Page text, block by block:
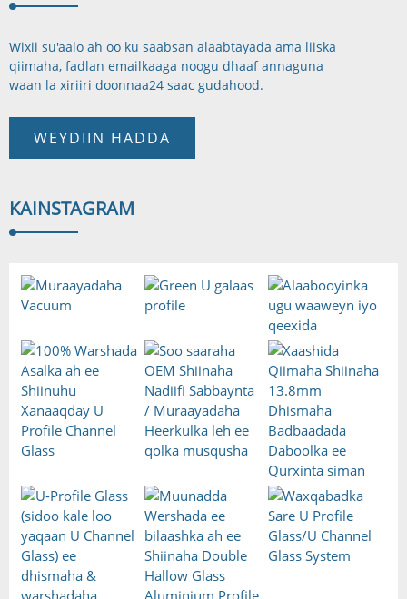
Wixii su'aalo ah oo ku saabsan alaabtayada ama liiska
qiimaha, fadlan emailkaaga noogu dhaaf annaguna
waan la xiriiri doonnaa24 saac gudahood.
WEYDIIN HADDA
KAINSTAGRAM